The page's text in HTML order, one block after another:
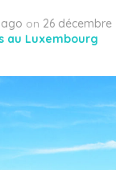
on 26 décembre
au Luxembourg